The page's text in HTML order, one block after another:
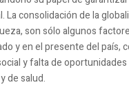
La consolidación de la
son sólo algunos
y en el presente del país,
y falta de
de salud.